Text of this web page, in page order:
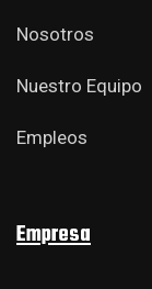
Nosotros
Nuestro Equipo
Empleos
Empresa